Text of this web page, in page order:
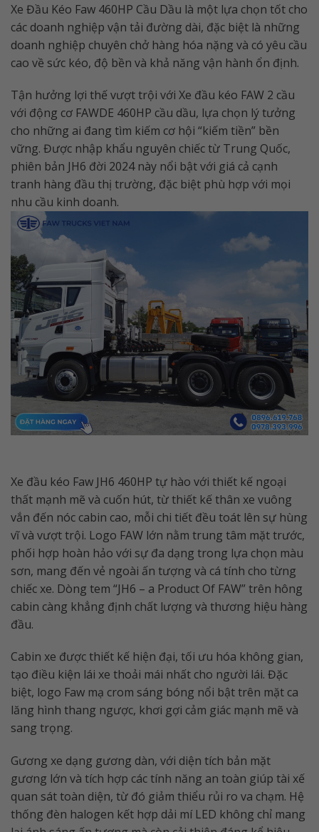
Xe Đầu Kéo Faw 460HP Cầu Dầu là một lựa chọn tốt cho
các doanh nghiệp vận tải đường dài, đặc biệt là những
doanh nghiệp chuyên chở hàng hóa nặng và có yêu cầu
cao về sức kéo, độ bền và khả năng vận hành ổn định.
Tận hưởng lợi thế vượt trội với Xe đầu kéo FAW 2 cầu
với động cơ FAWDE 460HP cầu dầu, lựa chọn lý tưởng
cho những ai đang tìm kiếm cơ hội “kiếm tiền” bền
vững. Được nhập khẩu nguyên chiếc từ Trung Quốc,
phiên bản JH6 đời 2024 này nổi bật với giá cả cạnh
tranh hàng đầu thị trường, đặc biệt phù hợp với mọi
nhu cầu kinh doanh.
Xe đầu kéo Faw JH6 460HP tự hào với thiết kế ngoại
thất mạnh mẽ và cuốn hút, từ thiết kế thân xe vuông
vắn đến nóc cabin cao, mỗi chi tiết đều toát lên sự hùng
vĩ và vượt trội. Logo FAW lớn nằm trung tâm mặt trước,
phối hợp hoàn hảo với sự đa dạng trong lựa chọn màu
sơn, mang đến vẻ ngoài ấn tượng và cá tính cho từng
chiếc xe. Dòng tem “JH6 – a Product Of FAW” trên hông
cabin càng khẳng định chất lượng và thương hiệu hàng
đầu.
Cabin xe được thiết kế hiện đại, tối ưu hóa không gian,
tạo điều kiện lái xe thoải mái nhất cho người lái. Đặc
biệt, logo Faw mạ crom sáng bóng nổi bật trên mặt ca
lăng hình thang ngược, khơi gợi cảm giác mạnh mẽ và
sang trọng.
Gương xe dạng gương dàn, với diện tích bản mặt
gương lớn và tích hợp các tính năng an toàn giúp tài xế
quan sát toàn diện, từ đó giảm thiểu rủi ro va chạm. Hệ
thống đèn halogen kết hợp dải mí LED không chỉ mang